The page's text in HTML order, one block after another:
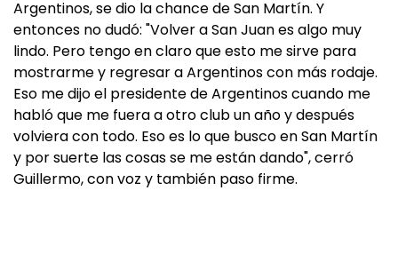
Argentinos, se dio la chance de San Martín. Y
entonces no dudó: "Volver a San Juan es algo muy
lindo. Pero tengo en claro que esto me sirve para
mostrarme y regresar a Argentinos con más rodaje.
Eso me dijo el presidente de Argentinos cuando me
habló que me fuera a otro club un año y después
volviera con todo. Eso es lo que busco en San Martín
y por suerte las cosas se me están dando", cerró
Guillermo, con voz y también paso firme.